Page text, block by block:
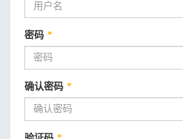
密码 *
确认密码 *